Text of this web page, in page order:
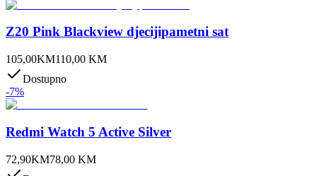
Z20 Pink Blackview djecijipametni sat
105,00KM110,00 KM
Dostupno
-7%
Redmi Watch 5 Active Silver
72,90KM78,00 KM